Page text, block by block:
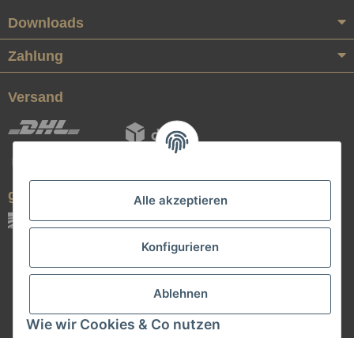
Alle akzeptieren
Konfigurieren
Ablehnen
Wie wir Cookies & Co nutzen
Downloads
Zahlung
Versand
geprüfte Qualität